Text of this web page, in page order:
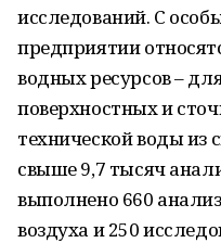
исследований. С
предприятии
водных ресурсов –
поверхностных и
технической воды из
свыше 9,7 тысяч
выполнено 660
воздуха и 250